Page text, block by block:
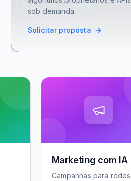
sob demanda.
Solicitar proposta
Marketing com IA
Campanhas para redes